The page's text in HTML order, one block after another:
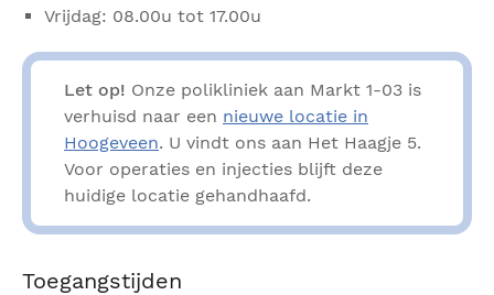
Vrijdag: 08.00u tot 17.00u
Let op! Onze polikliniek aan Markt 1-03 is
verhuisd naar een nieuwe locatie in
Hoogeveen. U vindt ons aan Het Haagje 5.
Voor operaties en injecties blijft deze
huidige locatie gehandhaafd.
Toegangstijden